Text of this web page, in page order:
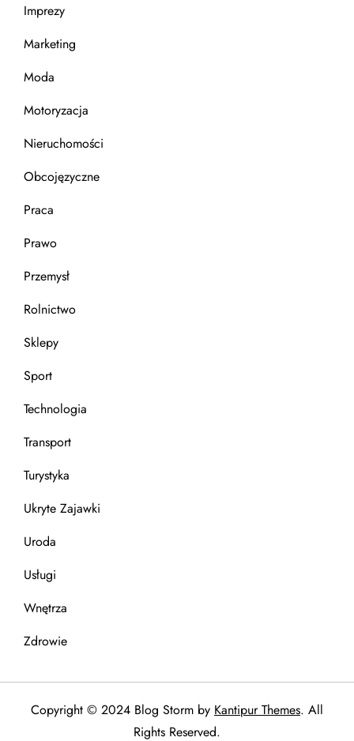
Imprezy
Marketing
Moda
Motoryzacja
Nieruchomości
Obcojęzyczne
Praca
Prawo
Przemysł
Rolnictwo
Sklepy
Sport
Technologia
Transport
Turystyka
Ukryte Zajawki
Uroda
Usługi
Wnętrza
Zdrowie
Copyright © 2024 Blog Storm by Kantipur Themes. All
Rights Reserved.